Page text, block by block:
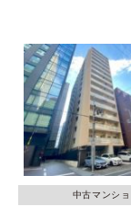
中古マンシ